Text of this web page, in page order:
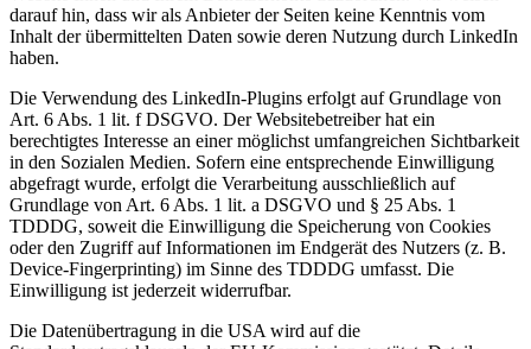
darauf hin, dass wir als Anbieter der Seiten keine Kenntnis vom
Inhalt der übermittelten Daten sowie deren Nutzung durch LinkedIn
haben.
Die Verwendung des LinkedIn-Plugins erfolgt auf Grundlage von
Art. 6 Abs. 1 lit. f DSGVO. Der Websitebetreiber hat ein
berechtigtes Interesse an einer möglichst umfangreichen Sichtbarkeit
in den Sozialen Medien. Sofern eine entsprechende Einwilligung
abgefragt wurde, erfolgt die Verarbeitung ausschließlich auf
Grundlage von Art. 6 Abs. 1 lit. a DSGVO und § 25 Abs. 1
TDDDG, soweit die Einwilligung die Speicherung von Cookies
oder den Zugriff auf Informationen im Endgerät des Nutzers (z. B.
Device-Fingerprinting) im Sinne des TDDDG umfasst. Die
Einwilligung ist jederzeit widerrufbar.
Die Datenübertragung in die USA wird auf die